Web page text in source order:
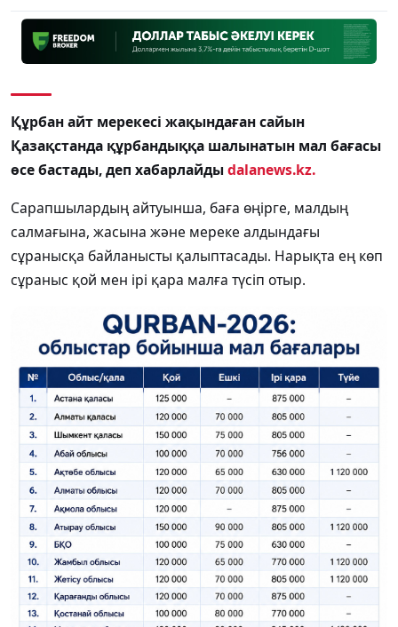
Құрбан айт мерекесі жақындаған сайын
Қазақстанда құрбандыққа шалынатын мал бағасы
өсе бастады, деп хабарлайды dalanews.kz.
Сарапшылардың айтуынша, баға өңірге, малдың
салмағына, жасына және мереке алдындағы
сұранысқа байланысты қалыптасады. Нарықта ең көп
сұраныс қой мен ірі қара малға түсіп отыр.